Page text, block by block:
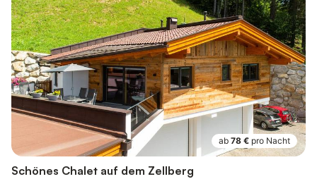
ab 78 € pro Nacht
Schönes Chalet auf dem Zellberg